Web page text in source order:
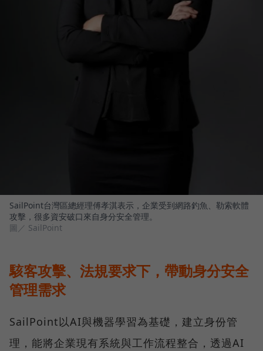
SailPoint台灣區總經理傅孝淇表示，企業受到網路釣魚、勒索軟體
攻擊，很多資安破口來自身分安全管理。
圖／ SailPoint
駭客攻擊、法規要求下，帶動身分安全
管理需求
SailPoint以AI與機器學習為基礎，建立身份管
理，能將企業現有系統與工作流程整合，透過AI